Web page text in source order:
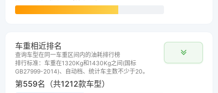
车重相近排名
查询车型在同一车重区间内的油耗排行榜
排行标准：车重在1320Kg和1430Kg之间(国标
GB27999-2014)、自动档、统计车主数不少于20。
第559名（共1212款车型）